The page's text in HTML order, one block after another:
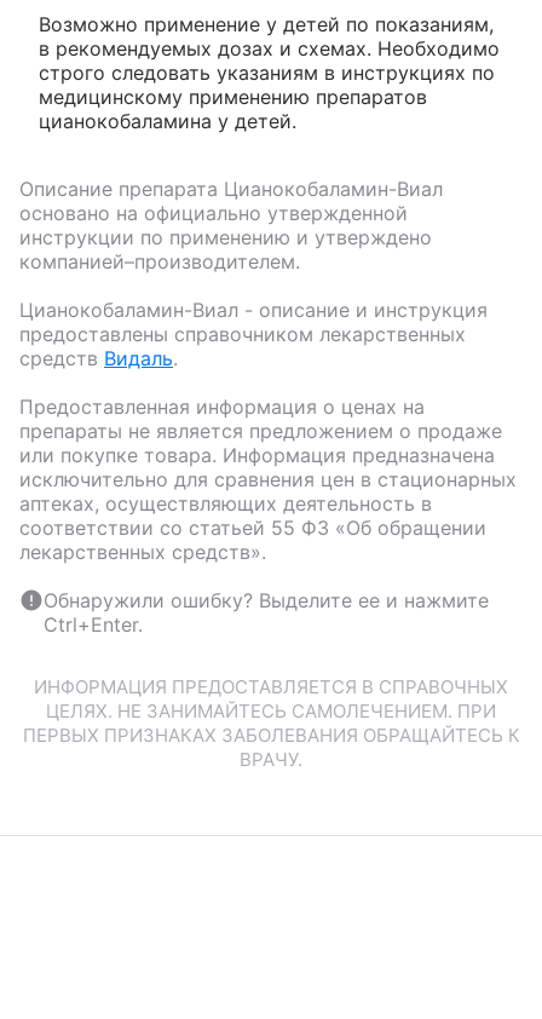
Возможно применение у детей по показаниям,
в рекомендуемых дозах и схемах. Необходимо
строго следовать указаниям в инструкциях по
медицинскому применению препаратов
цианокобаламина у детей.
Описание препарата Цианокобаламин-Виал
основано на официально утвержденной
инструкции по применению и утверждено
компанией–производителем.
Цианокобаламин-Виал - описание и инструкция
предоставлены справочником лекарственных
средств Видаль.
Предоставленная информация о ценах на
препараты не является предложением о продаже
или покупке товара. Информация предназначена
исключительно для сравнения цен в стационарных
аптеках, осуществляющих деятельность в
соответствии со статьей 55 ФЗ «Об обращении
лекарственных средств».
Обнаружили ошибку? Выделите ее и нажмите
Ctrl+Enter.
ИНФОРМАЦИЯ ПРЕДОСТАВЛЯЕТСЯ В СПРАВОЧНЫХ
ЦЕЛЯХ. НЕ ЗАНИМАЙТЕСЬ САМОЛЕЧЕНИЕМ. ПРИ
ПЕРВЫХ ПРИЗНАКАХ ЗАБОЛЕВАНИЯ ОБРАЩАЙТЕСЬ К
ВРАЧУ.